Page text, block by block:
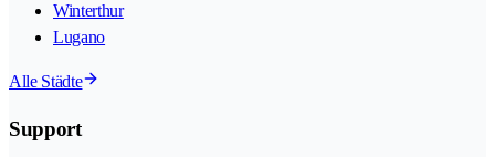
Winterthur
Lugano
Alle Städte
Support